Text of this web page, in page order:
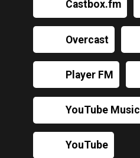
Castbox.fm
Overcast
Player FM
YouTube Music
YouTube